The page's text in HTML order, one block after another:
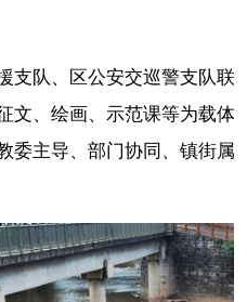
支队、区公安交巡警支队联
文、绘画、示范课等为载体
委主导、部门协同、镇街属